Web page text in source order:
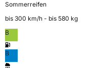
Sommerreifen
bis 300 km⁠/⁠h - bis 580 kg
B
B